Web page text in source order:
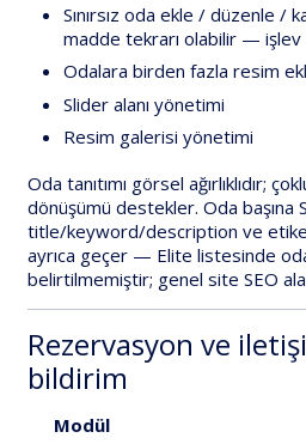
Sınırsız oda ekle / düzenle /
madde tekrarı olabilir — işlev
Odalara birden fazla resim
Slider alanı yönetimi
Resim galerisi yönetimi
Oda tanıtımı görsel ağırlıklıdır;
dönüşümü destekler. Oda başına
title/keyword/description ve
ayrıca geçer — Elite listesinde
belirtilmemiştir; genel site SEO
Rezervasyon ve
bildirim
Modül